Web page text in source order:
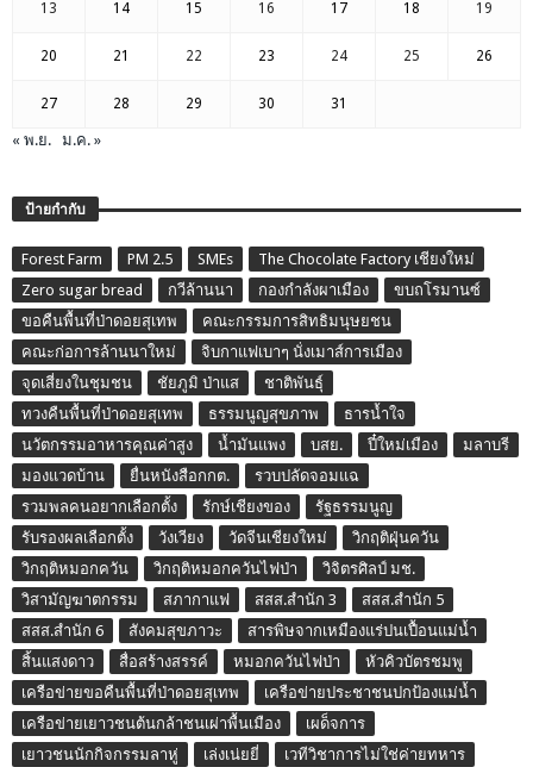
13 14 15 16 17 18 19
20 21 22 23 24 25 26
27 28 29 30 31
« พ.ย. ม.ค. »
ป้ายกำกับ
Forest Farm PM 2.5 SMEs
The Chocolate Factory เชียงใหม่
Zero sugar bread
กวีล้านนา กองกำลังผาเมือง
ขบถโรมานซ์
ขอคืนพื้นที่ป่าดอยสุเทพ
คณะกรรมการสิทธิมนุษยชน
คณะก่อการล้านนาใหม่
จิบกาแฟเบาๆ นั่งเมาส์การเมือง
จุดเสี่ยงในชุมชน
ชัยภูมิ ป่าแส
ชาติพันธุ์
ทวงคืนพื้นที่ป่าดอยสุเทพ
ธรรมนูญสุขภาพ
ธารน้ำใจ
นวัตกรรมอาหารคุณค่าสูง
น้ำมันแพง บสย. ปี๋ใหม่เมือง
มลาบรี
มองแวดบ้าน
ยื่นหนังสือกกต.
รวบปลัดจอมแฉ
รวมพลคนอยากเลือกตั้ง
รักษ์เชียงของ
รัฐธรรมนูญ
รับรองผลเลือกตั้ง
วังเวียง วัดจีนเชียงใหม่
วิกฤติฝุ่นควัน
วิกฤติหมอกควัน
วิกฤติหมอกควันไฟป่า
วิจิตรศิลป์ มช.
วิสามัญฆาตกรรม
สภากาแฟ สสส.สำนัก 3
สสส.สำนัก 5
สสส.สำนัก 6
สังคมสุขภาวะ
สารพิษจากเหมืองแร่ปนเปื้อนแม่น้ำ
สิ้นแสงดาว
สื่อสร้างสรรค์ หมอกควันไฟป่า
หัวคิวบัตรชมพู
เครือข่ายขอคืนพื้นที่ป่าดอยสุเทพ
เครือข่ายประชาชนปกป้องแม่น้ำ
เครือข่ายเยาวชนต้นกล้าชนเผ่าพื้นเมือง
เผด็จการ
เยาวชนนักกิจกรรมลาหู่
เล่งเน่ยยี่
เวทีวิชาการไม่ใช่ค่ายทหาร